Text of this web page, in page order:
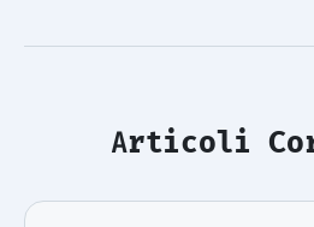
Articoli